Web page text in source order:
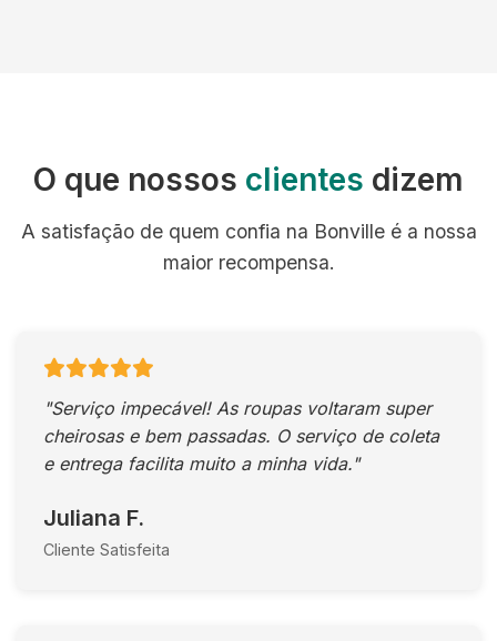
O que nossos clientes dizem
A satisfação de quem confia na Bonville é a nossa
maior recompensa.
"Serviço impecável! As roupas voltaram super
cheirosas e bem passadas. O serviço de coleta
e entrega facilita muito a minha vida."
Juliana F.
Cliente Satisfeita